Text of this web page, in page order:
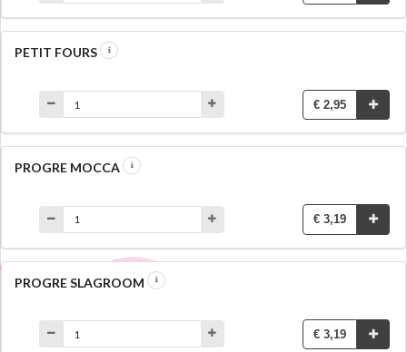
PETIT FOURS
€ 2,95
PROGRE MOCCA
€ 3,19
PROGRE SLAGROOM
€ 3,19